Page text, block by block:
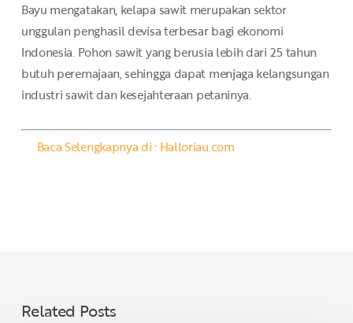
Bayu mengatakan, kelapa sawit merupakan sektor
unggulan penghasil devisa terbesar bagi ekonomi
Indonesia. Pohon sawit yang berusia lebih dari 25 tahun
butuh peremajaan, sehingga dapat menjaga kelangsungan
industri sawit dan kesejahteraan petaninya.
Baca Selengkapnya di : Halloriau.com
Related Posts